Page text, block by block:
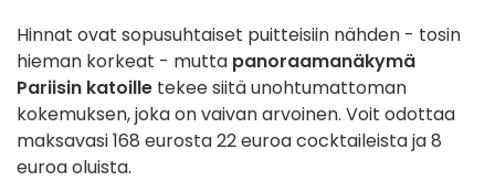
Hinnat ovat sopusuhtaiset puitteisiin nähden - tosin
hieman korkeat - mutta panoraamanäkymä
Pariisin katoille tekee siitä unohtumattoman
kokemuksen, joka on vaivan arvoinen. Voit odottaa
maksavasi 168 eurosta 22 euroa cocktaileista ja 8
euroa oluista.